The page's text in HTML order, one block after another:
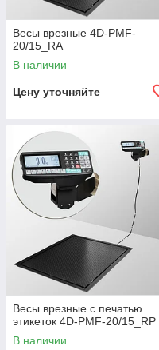
Весы врезные 4D-PMF-
20/15_RA
В наличии
Цену уточняйте
Весы врезные с печатью
этикеток 4D-PMF-20/15_RP
В наличии